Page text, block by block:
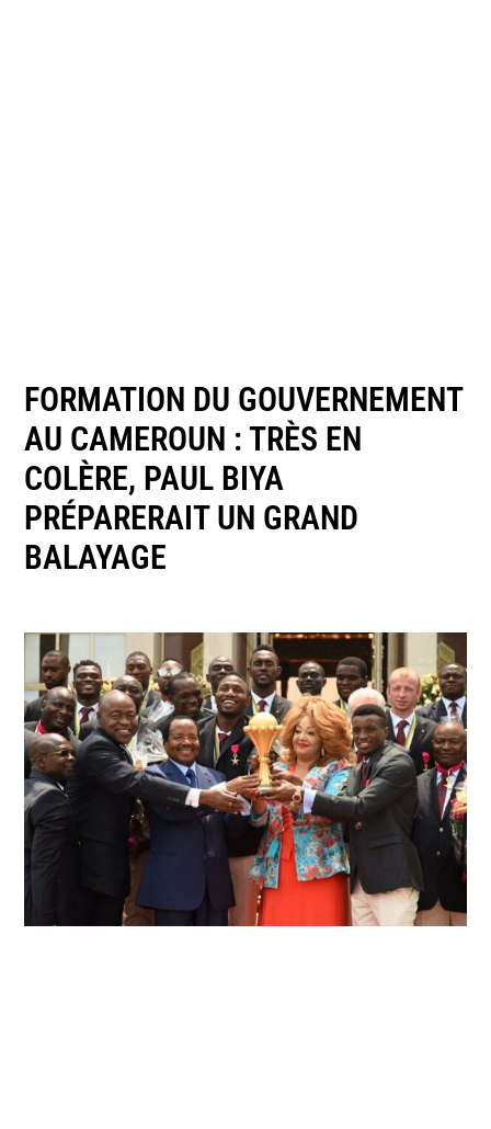
FORMATION DU GOUVERNEMENT
AU CAMEROUN : TRÈS EN
COLÈRE, PAUL BIYA
PRÉPARERAIT UN GRAND
BALAYAGE